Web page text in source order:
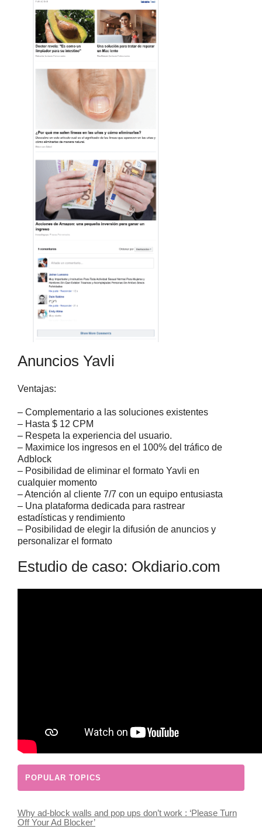
Anuncios Yavli
Ventajas:
– Complementario a las soluciones existentes
– Hasta $ 12 CPM
– Respeta la experiencia del usuario.
– Maximice los ingresos en el 100% del tráfico de
Adblock
– Posibilidad de eliminar el formato Yavli en
cualquier momento
– Atención al cliente 7/7 con un equipo entusiasta
– Una plataforma dedicada para rastrear
estadísticas y rendimiento
– Posibilidad de elegir la difusión de anuncios y
personalizar el formato
Estudio de caso: Okdiario.com
POPULAR TOPICS
Why ad-block walls and pop ups don’t work : ‘Please Turn
Off Your Ad Blocker’